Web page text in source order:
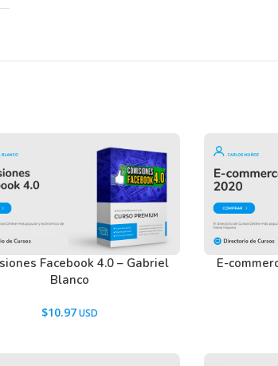
Facebook 4.0 – Gabriel
Blanco
$10.97
E-